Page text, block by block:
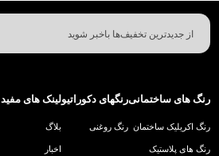
رنگ های ساختمانی
رنگ اکریلیک ساختمان
رنگ های پلاستیک
رنگهای دکوراتیو
رنگ روغنی
لینک های مفید
بلاگ
اخبار